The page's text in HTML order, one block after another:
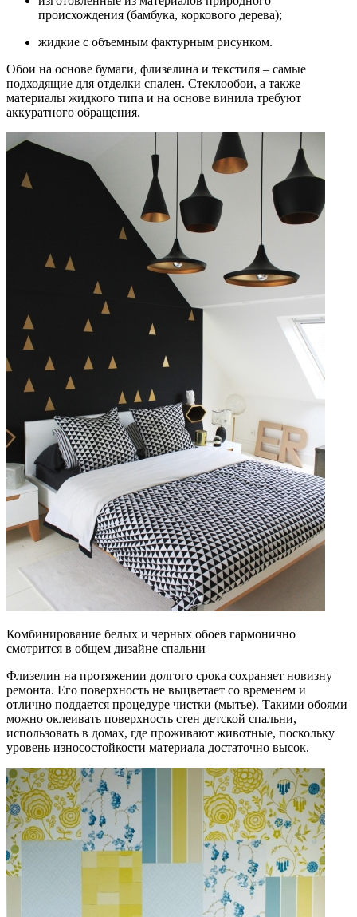
происхождения (бамбука, коркового дерева);
жидкие с объемным фактурным рисунком.
Обои на основе бумаги, флизелина и текстиля – самые
подходящие для отделки спален. Стеклообои, а также
материалы жидкого типа и на основе винила требуют
аккуратного обращения.
Комбинирование белых и черных обоев гармонично
смотрится в общем дизайне спальни
Флизелин на протяжении долгого срока сохраняет новизну
ремонта. Его поверхность не выцветает со временем и
отлично поддается процедуре чистки (мытье). Такими обоями
можно оклеивать поверхность стен детской спальни,
использовать в домах, где проживают животные, поскольку
уровень износостойкости материала достаточно высок.